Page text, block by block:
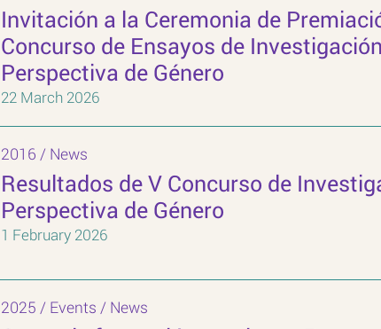
Invitación a la Ceremonia de
Concurso de Ensayos de
Perspectiva de Género
22 March 2026
2016 / News
Resultados de V Concurso de
Perspectiva de Género
1 February 2026
2025 / Events / News